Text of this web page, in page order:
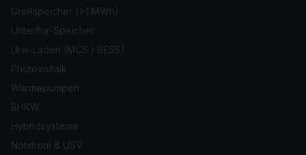
Großspeicher (>1 MWh)
Unterflur-Speicher
Lkw-Laden (MCS / BESS)
Photovoltaik
Wärmepumpen
BHKW
Hybridsysteme
Notstrom & USV